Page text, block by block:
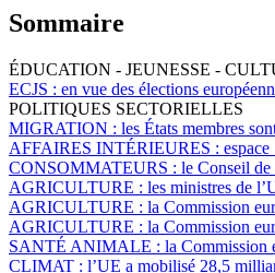
Sommaire
ÉDUCATION - JEUNESSE -
ECJS : en vue des élections
POLITIQUES SECTORIELLES
MIGRATION : les États membres
AFFAIRES INTÉRIEURES :
CONSOMMATEURS : le Conseil de
AGRICULTURE : les ministres de
AGRICULTURE : la Commission
AGRICULTURE : la Commission
SANTÉ ANIMALE : la Commission
CLIMAT : l’UE a mobilisé 28,5